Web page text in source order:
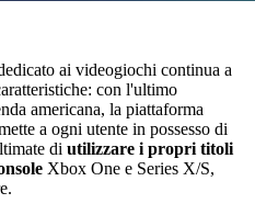
ai videogiochi continua a
con l'ultimo
americana, la piattaforma
a ogni utente in possesso di
di utilizzare i propri titoli
Xbox One e Series X/S,